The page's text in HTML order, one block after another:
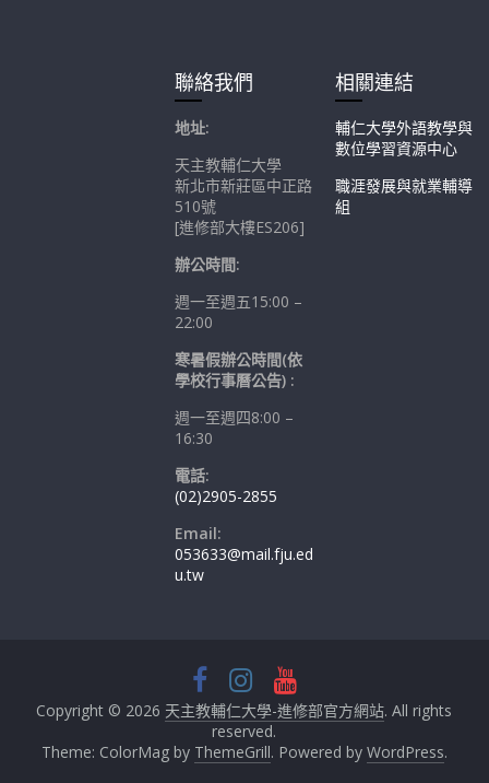
聯絡我們
地址:
天主教輔仁大學
新北市新莊區中正路
510號
[進修部大樓ES206]
辦公時間:
週一至週五15:00 –
22:00
寒暑假辦公時間(依
學校行事曆公告) :
週一至週四8:00 –
16:30
電話:
(02)2905-2855
Email:
053633@mail.fju.ed
u.tw
相關連結
輔仁大學外語教學與
數位學習資源中心
職涯發展與就業輔導
組
Copyright © 2026 天主教輔仁大學-進修部官方網站. All rights
reserved.
Theme: ColorMag by ThemeGrill. Powered by WordPress.